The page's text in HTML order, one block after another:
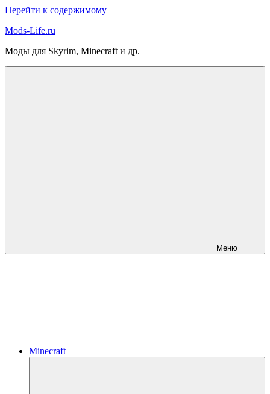
Перейти к содержимому
Mods-Life.ru
Моды для Skyrim, Minecraft и др.
Меню
Minecraft